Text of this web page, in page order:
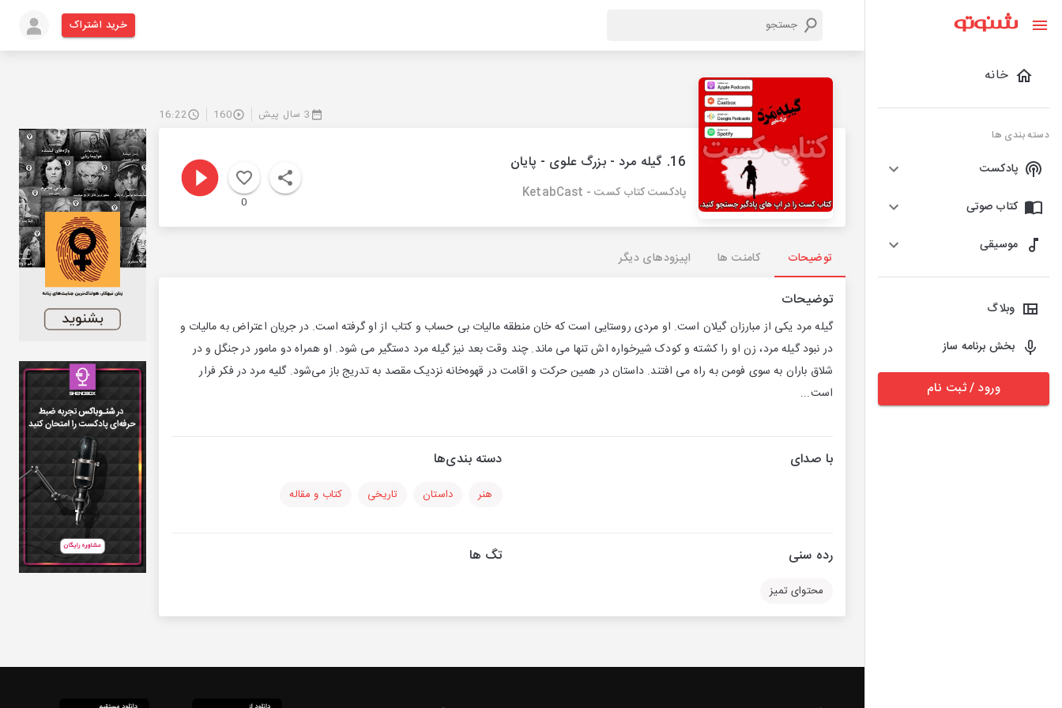
خانه
دسته بندی ها
پادکست
کتاب صوتی
موسیقی
وبلاگ
بخش برنامه ساز
ورود / ثبت نام
خرید اشتراک
3 سال پیش 160
16:22
16. گیله مرد - بزرگ علوی - پایان
پادکست کتاب کست - KetabCast
0
توضیحات کامنت ها اپیزودهای دیگر
توضیحات
گیله مرد یکی از مبارزان گیلان است. او مردی روستایی است که خان منطقه مالیات بی حساب و کتاب از او گرفته است. در جریان اعتراض به مالیات و
در نبود گیله مرد، زن او را کشته و کودک شیرخواره اش تنها می ماند. چند وقت بعد نیز گیله مرد دستگیر می شود. او همراه دو مامور در جنگل و در
شلاق باران به سوی فومن به راه می افتند. داستان در همین حرکت و اقامت در قهوه‌خانه نزدیک مقصد به تدریج باز می‌شود. گلیه مرد در فکر فرار
است...
با صدای دسته بندی‌ها
هنر داستان تاریخی کتاب و مقاله
رده سنی
محتوای تمیز
تگ ها